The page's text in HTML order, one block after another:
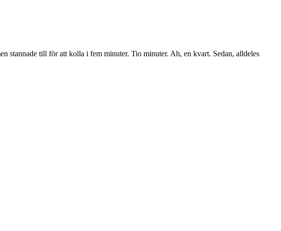
stannade till för att kolla i fem minuter. Tio minuter. Ah, en kvart. Sedan, alldeles